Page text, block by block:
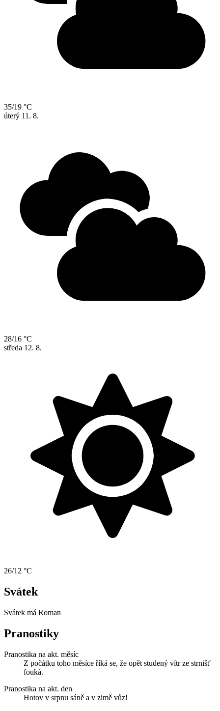
35/19 °C
úterý 11. 8.
28/16 °C
středa 12. 8.
26/12 °C
Svátek
Svátek má Roman
Pranostiky
Pranostika na akt. měsíc
Z počátku toho měsíce říká se, že opět studený vítr ze strnišť
fouká.
Pranostika na akt. den
Hotov v srpnu sáně a v zimě vůz!